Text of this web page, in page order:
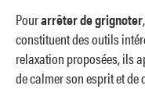
Pourarrêter de grignoter
constituent des outils
relaxation proposées, ils
de calmer son esprit et